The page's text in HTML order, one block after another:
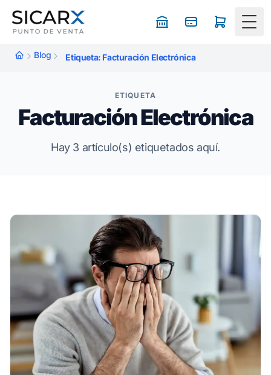
Blog Etiqueta: Facturación Electrónica
ETIQUETA
Facturación Electrónica
Hay 3 artículo(s) etiquetados aquí.